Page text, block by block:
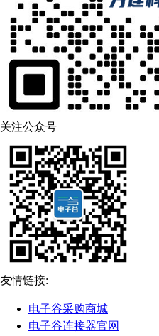
关注公众号
友情链接:
电子谷采购商城
电子谷连接器官网